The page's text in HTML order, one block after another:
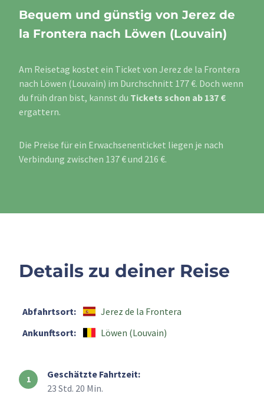
Bequem und günstig von Jerez de
la Frontera nach Löwen (Louvain)
Am Reisetag kostet ein Ticket von Jerez de la Frontera
nach Löwen (Louvain) im Durchschnitt 177 €. Doch wenn
du früh dran bist, kannst du Tickets schon ab 137 €
ergattern.
Die Preise für ein Erwachsenenticket liegen je nach
Verbindung zwischen 137 € und 216 €.
Details zu deiner Reise
Abfahrtsort:
Jerez de la Frontera
Ankunftsort:
Löwen (Louvain)
Geschätzte Fahrtzeit:
23 Std. 20 Min.